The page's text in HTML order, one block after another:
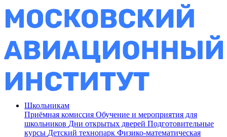
Школьникам
Приёмная комиссия Обучение и мероприятия для
школьников Дни открытых дверей Подготовительные
курсы Детский технопарк Физико-математическая